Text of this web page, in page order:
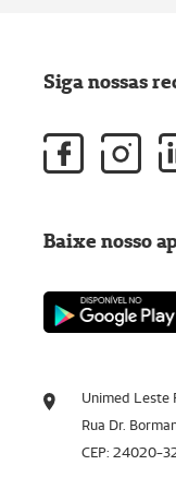
Unimed Leste
Rua Dr.
CEP: 24020-
Siga nossas
Baixe nosso